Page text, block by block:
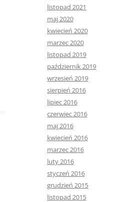
listopad 2021
maj 2020
kwiecień 2020
marzec 2020
listopad 2019
październik 2019
wrzesień 2019
sierpień 2016
lipiec 2016
czerwiec 2016
maj 2016
kwiecień 2016
marzec 2016
luty 2016
styczeń 2016
grudzień 2015
listopad 2015